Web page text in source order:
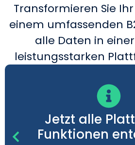
Transformieren Sie
einem umfassenden
alle Daten in
leistungsstarken
Jetzt alle
Funktionen